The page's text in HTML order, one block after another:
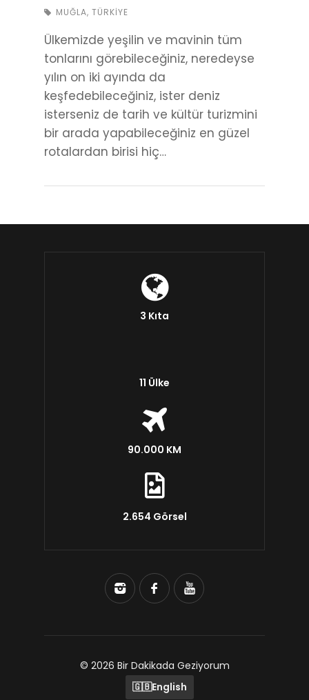
MUĞLA, TÜRKIYE
Ülkemizde yeşilin ve mavinin tüm
tonlarını görebileceğiniz, neredeyse
yılın on iki ayında da
keşfedebileceğiniz, ister deniz
isterseniz de tarih ve kültür turizmini
bir arada yapabileceğiniz en güzel
rotalardan birisi hiç…
3 Kıta
11 Ülke
90.000 KM
2.654 Görsel
© 2026 Bir Dakikada Geziyorum
🇬🇧English